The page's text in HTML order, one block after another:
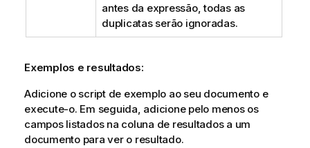
antes da expressão, todas as
duplicatas serão ignoradas.
Exemplos e resultados:
Adicione o script de exemplo ao seu documento e
execute-o. Em seguida, adicione pelo menos os
campos listados na coluna de resultados a um
documento para ver o resultado.